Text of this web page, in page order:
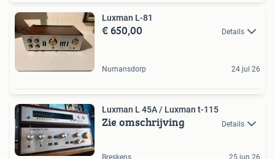
Luxman L-81
€ 650,00 Details
Numansdorp 24 jul 26
Luxman L 45A / Luxman t-115
Zie omschrijving Details
Breskens 25 jun 26